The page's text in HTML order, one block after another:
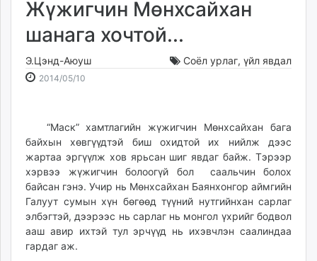
Нийслэлийн
dorgio.mn
Gogo.mn
zindaa.mn
Baabar.mn
tovch.mn
ikon.mn
mnb.mn
Livetv.mn
Eguur.mn
Жүжигчин Мөнхсайхан
шанага хочтой...
Э.Цэнд-Аюуш Соёл урлаг, үйл явдал
2014/05/10
19:07:38
01:11:05
“Маск” хамтлагийн жүжигчин Мөнхсайхан бага
байхын хөвгүүдтэй биш охидтой их нийлж дээс
жартаа эргүүлж хов ярьсан шиг явдаг байж. Тэрээр
хэрвээ жүжигчин болоогүй бол саальчин болох
байсан гэнэ. Учир нь Mөнхсайхан Баянхонгор аймгийн
Галуут сумын хүн бөгөөд түүний нутгийнхан сарлаг
элбэгтэй, дээрээс нь сарлаг нь монгол үхрийг бодвол
ааш авир ихтэй тул эрчүүд нь ихэвчлэн саалиндаа
гардаг аж.